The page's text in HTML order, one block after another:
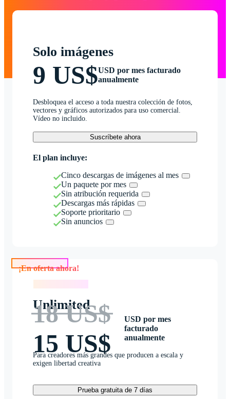
Solo imágenes
9 US$USD por mes facturado
anualmente
Desbloquea el acceso a toda nuestra colección de fotos,
vectores y gráficos autorizados para uso comercial.
Vídeo no incluido.
Suscríbete ahora
El plan incluye:
Cinco descargas de imágenes al mes
Un paquete por mes
Sin atribución requerida
Descargas más rápidas
Soporte prioritario
Sin anuncios
Unlimited
18 US$
15 US$
USD por mes
facturado
anualmente
Para creadores más grandes que producen a escala y
exigen libertad creativa
Prueba gratuita de 7 días